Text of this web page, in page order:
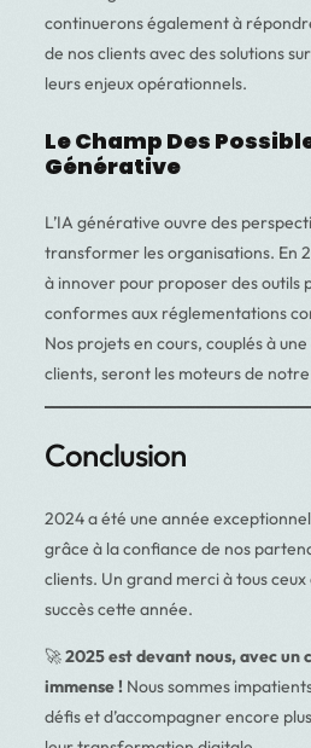
continuerons également à
de nos clients avec des solutions
leurs enjeux opérationnels.
Le Champ Des
Générative
L’IA générative ouvre des
transformer les organisations. En
à innover pour proposer des
conformes aux réglementations
Nos projets en cours, couplés à
clients, seront les moteurs de
Conclusion
2024 a été une année
grâce à la confiance de nos
clients. Un grand merci à tous
succès cette année.
🚀2025 est devant nous, avec un
immense ! Nous sommes
défis et d’accompagner encore